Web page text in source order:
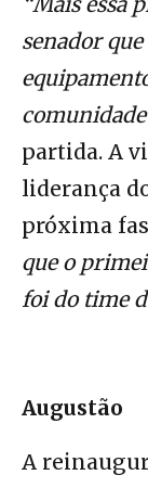
senador
partida. A
liderança
próxima
que o
foi do time
Augustão
A